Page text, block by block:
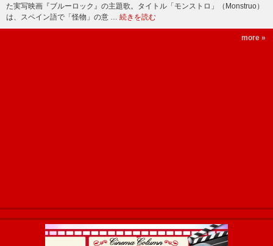
た実写映画『ブルーロック』の主題歌。タイトル「モンストロ」（Monstruo）
は、スペイン語で「怪物」の意 … 続きを読む
more »